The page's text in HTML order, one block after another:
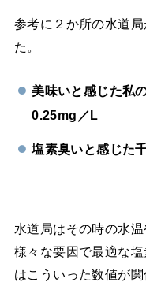
参考に２か所の水道
た。
美味いと感じた私
0.25mg／L
塩素臭いと感じた
水道局はその時の水
様々な要因で最適な
はこういった数値が関